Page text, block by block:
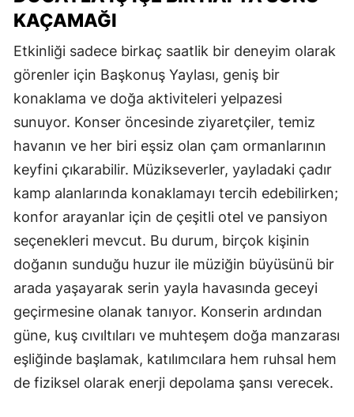
KAÇAMAĞI
Etkinliği sadece birkaç saatlik bir deneyim olarak
görenler için Başkonuş Yaylası, geniş bir
konaklama ve doğa aktiviteleri yelpazesi
sunuyor. Konser öncesinde ziyaretçiler, temiz
havanın ve her biri eşsiz olan çam ormanlarının
keyfini çıkarabilir. Müzikseverler, yayladaki çadır
kamp alanlarında konaklamayı tercih edebilirken;
konfor arayanlar için de çeşitli otel ve pansiyon
seçenekleri mevcut. Bu durum, birçok kişinin
doğanın sunduğu huzur ile müziğin büyüsünü bir
arada yaşayarak serin yayla havasında geceyi
geçirmesine olanak tanıyor. Konserin ardından
güne, kuş cıvıltıları ve muhteşem doğa manzarası
eşliğinde başlamak, katılımcılara hem ruhsal hem
de fiziksel olarak enerji depolama şansı verecek.